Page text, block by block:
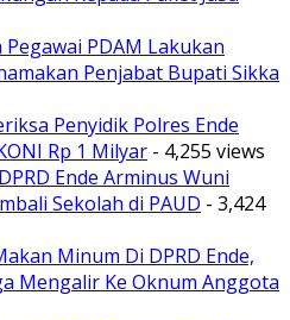
PDAM Lakukan
Penjabat Bupati Sikka
Penyidik Polres Ende
Rp 1 Milyar - 4,255 views
Ende Arminus Wuni
Sekolah di PAUD - 3,424
Minum Di DPRD Ende,
Mengalir Ke Oknum Anggota